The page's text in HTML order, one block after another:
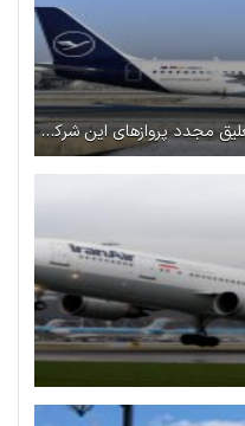
اطلاعیه شرکت هواپیمایی لوفتهانزا: تعلیق مجدد پروازهای این شرکت به ایران